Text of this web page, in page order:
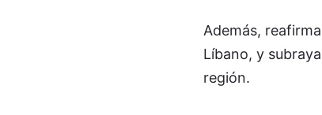
Además,
Líbano, y
región.